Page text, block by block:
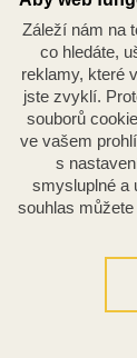
Záleží nám na
co hledáte,
reklamy, které
jste zvyklí.
souborů
ve vašem
s
smysluplné a
souhlas